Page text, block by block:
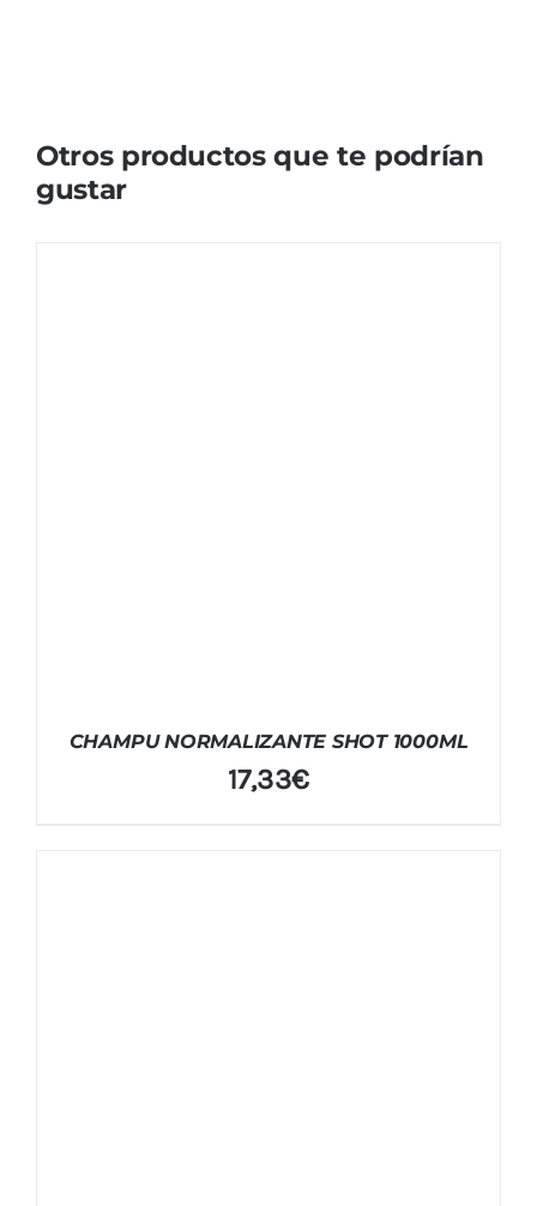
Otros productos que te podrían
gustar
CHAMPU NORMALIZANTE SHOT 1000ML
17,33€